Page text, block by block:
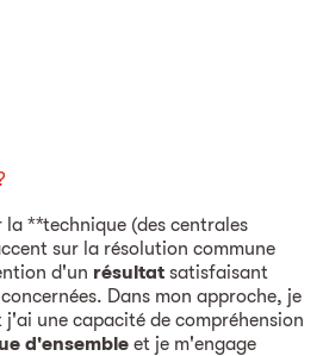
**technique (des centrales
sur la résolution commune
d'un résultat satisfaisant
Dans mon approche, je
j'ai une capacité de compréhension
d'ensemble et je m'engage